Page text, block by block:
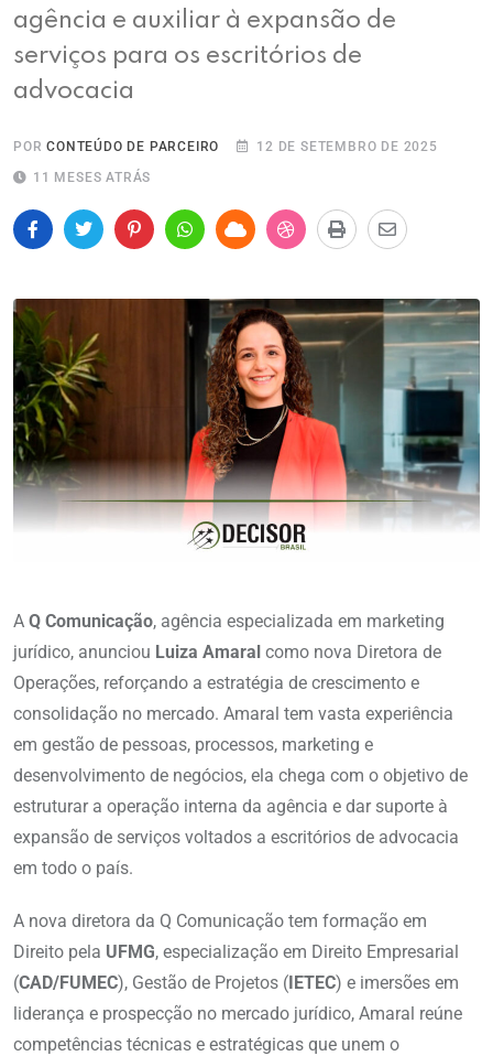
agência e auxiliar à expansão de
serviços para os escritórios de
advocacia
PORCONTEÚDO DE PARCEIRO
12 DE SETEMBRO DE 2025
11 MESES ATRÁS
A Q Comunicação, agência especializada em marketing
jurídico, anunciou Luiza Amaral como nova Diretora de
Operações, reforçando a estratégia de crescimento e
consolidação no mercado. Amaral tem vasta experiência
em gestão de pessoas, processos, marketing e
desenvolvimento de negócios, ela chega com o objetivo de
estruturar a operação interna da agência e dar suporte à
expansão de serviços voltados a escritórios de advocacia
em todo o país.
A nova diretora da Q Comunicação tem formação em
Direito pela UFMG, especialização em Direito Empresarial
(CAD/FUMEC), Gestão de Projetos (IETEC) e imersões em
liderança e prospecção no mercado jurídico, Amaral reúne
competências técnicas e estratégicas que unem o